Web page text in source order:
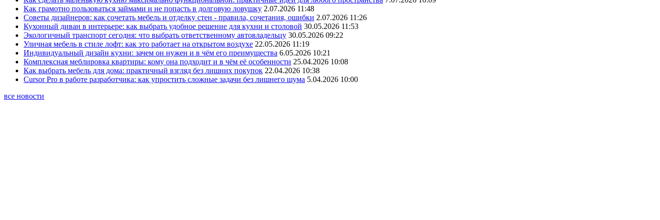
Как грамотно пользоваться займами и не попасть в долговую ловушку 2.07.2026 11:48
Советы дизайнеров: как сочетать мебель и отделку стен - правила, сочетания, ошибки 2.07.2026 11:26
Кухонный диван в интерьере: как выбрать удобное решение для кухни и столовой 30.05.2026 11:53
Экологичный транспорт сегодня: что выбрать ответственному автовладельцу 30.05.2026 09:22
Уличная мебель в стиле лофт: как это работает на открытом воздухе 22.05.2026 11:19
Индивидуальный дизайн кухни: зачем он нужен и в чём его преимущества 6.05.2026 10:21
Комплексная меблировка квартиры: кому она подходит и в чём её особенности 25.04.2026 10:08
Как выбрать мебель для дома: практичный взгляд без лишних покупок 22.04.2026 10:38
Cursor Pro в работе разработчика: как упростить сложные задачи без лишнего шума 5.04.2026 10:00
все новости